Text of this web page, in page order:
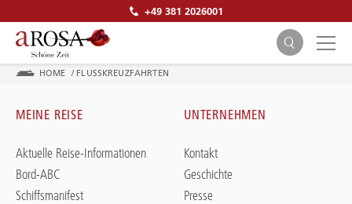
+49 381 2026001
SUCHEN
HOME / FLUSSKREUZFAHRTEN
MEINE REISE
Aktuelle Reise-Informationen
Bord-ABC
Schiffsmanifest
UNTERNEHMEN
Kontakt
Geschichte
Presse